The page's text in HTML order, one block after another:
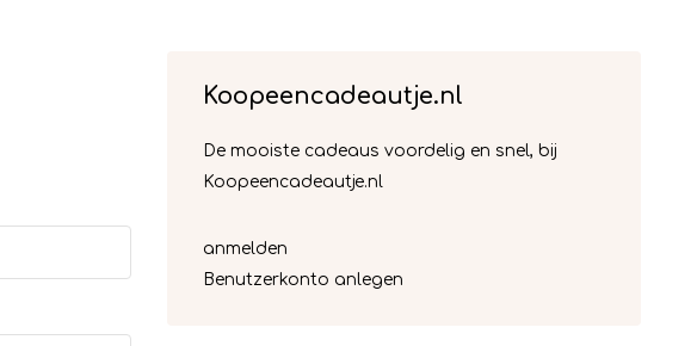
anlegen
Benutzerkonto
Koopeencadeautje.nl
De mooiste cadeaus voordelig en snel, bij
Koopeencadeautje.nl
anmelden
Benutzerkonto anlegen